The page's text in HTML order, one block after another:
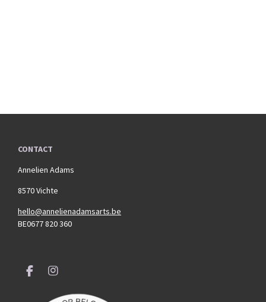
CONTACT
Annelien Adams
8570 Vichte
hello@annelienadamsarts.be
BE0677 820 360
F
I
s